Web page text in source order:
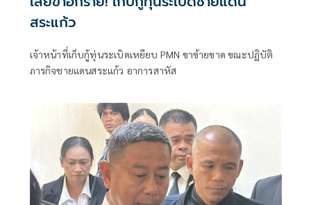
สระแก้ว
เจ้าหน้าที่เก็บกู้ทุ่นระเบิดเหยียบ PMN ขาซ้ายขาด ขณะปฏิบัติ
ภารกิจชายแดนสระแก้ว อาการสาหัส